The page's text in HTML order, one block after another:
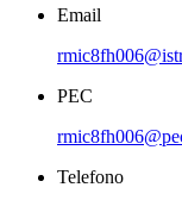
Email
PEC
Telefono